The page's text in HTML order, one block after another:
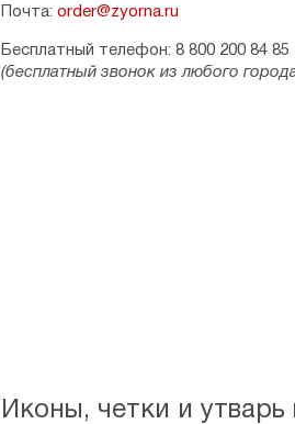
Почта: order@zyorna.ru
Бесплатный телефон: 8 800 200 84 85
(бесплатный звонок из любого
Иконы, четки и